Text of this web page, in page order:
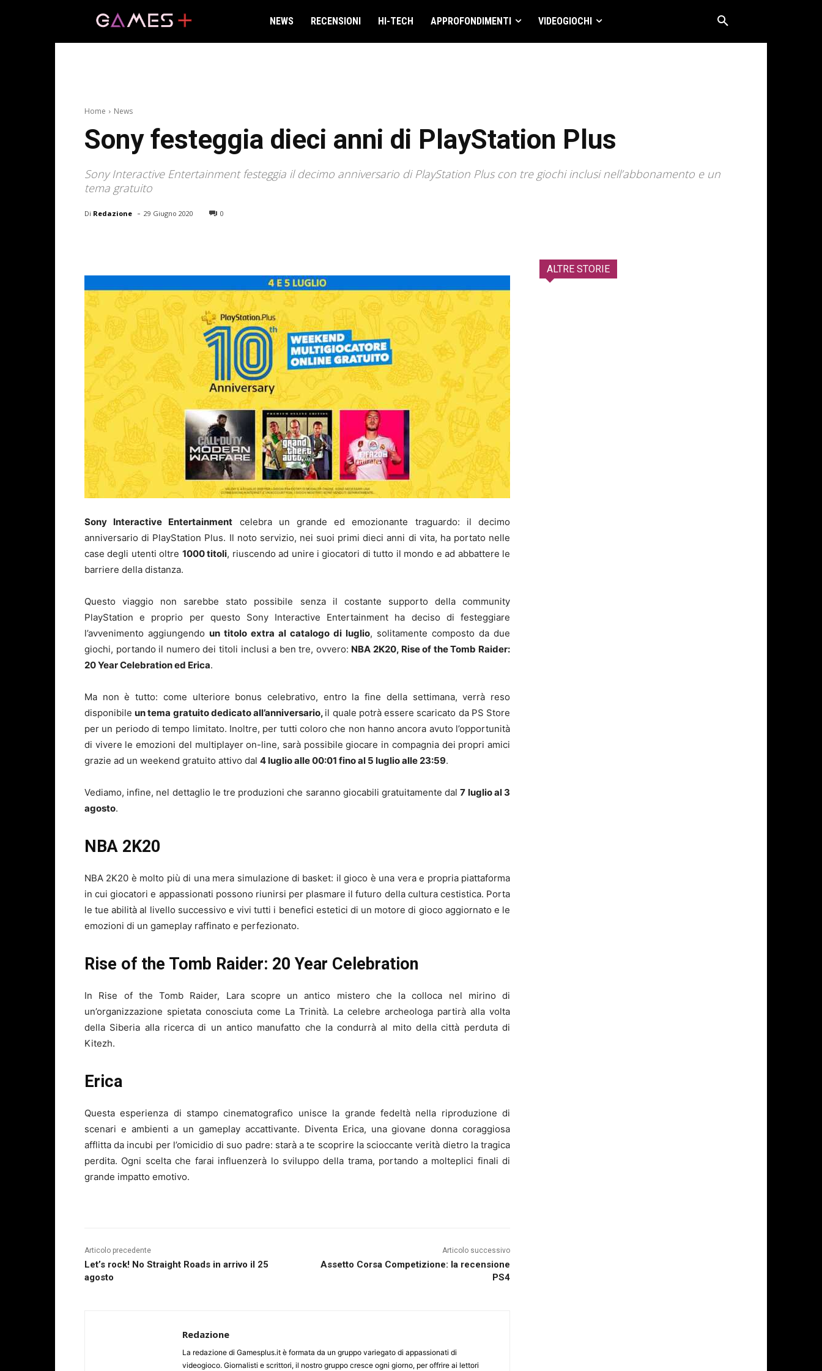
NEWS RECENSIONI HI-TECH APPROFONDIMENTI VIDEOGIOCHI
Home News
Sony festeggia dieci anni di PlayStation Plus
Sony Interactive Entertainment festeggia il decimo anniversario di PlayStation Plus con tre giochi inclusi nell’abbonamento e un
tema gratuito
Di Redazione - 29 Giugno 2020 0
Sony Interactive Entertainment celebra un grande ed emozionante traguardo: il decimo
anniversario di PlayStation Plus. Il noto servizio, nei suoi primi dieci anni di vita, ha portato nelle
case degli utenti oltre 1000 titoli, riuscendo ad unire i giocatori di tutto il mondo e ad abbattere le
barriere della distanza.
Questo viaggio non sarebbe stato possibile senza il costante supporto della community
PlayStation e proprio per questo Sony Interactive Entertainment ha deciso di festeggiare
l’avvenimento aggiungendo un titolo extra al catalogo di luglio, solitamente composto da due
giochi, portando il numero dei titoli inclusi a ben tre, ovvero: NBA 2K20, Rise of the Tomb Raider:
20 Year Celebration ed Erica.
Ma non è tutto: come ulteriore bonus celebrativo, entro la fine della settimana, verrà reso
disponibileun tema gratuito dedicato all’anniversario, il quale potrà essere scaricato da PS Store
per un periodo di tempo limitato. Inoltre, per tutti coloro che non hanno ancora avuto l’opportunità
di vivere le emozioni del multiplayer on-line, sarà possibile giocare in compagnia dei propri amici
grazie ad un weekend gratuito attivo dal 4 luglio alle 00:01 fino al 5 luglio alle 23:59.
Vediamo, infine, nel dettaglio le tre produzioni che saranno giocabili gratuitamente dal7 luglio al 3
agosto.
NBA 2K20
NBA 2K20 è molto più di una mera simulazione di basket: il gioco è una vera e propria piattaforma
in cui giocatori e appassionati possono riunirsi per plasmare il futuro della cultura cestistica. Porta
le tue abilità al livello successivo e vivi tutti i benefici estetici di un motore di gioco aggiornato e le
emozioni di un gameplay raffinato e perfezionato.
Rise of the Tomb Raider: 20 Year Celebration
In Rise of the Tomb Raider, Lara scopre un antico mistero che la colloca nel mirino di
un’organizzazione spietata conosciuta come La Trinità. La celebre archeologa partirà alla volta
della Siberia alla ricerca di un antico manufatto che la condurrà al mito della città perduta di
Kitezh.
Erica
Questa esperienza di stampo cinematografico unisce la grande fedeltà nella riproduzione di
scenari e ambienti a un gameplay accattivante. Diventa Erica, una giovane donna coraggiosa
afflitta da incubi per l’omicidio di suo padre: starà a te scoprire la scioccante verità dietro la tragica
perdita. Ogni scelta che farai influenzerà lo sviluppo della trama, portando a molteplici finali di
grande impatto emotivo.
Articolo precedente
Let’s rock! No Straight Roads in arrivo il 25
agosto
Articolo successivo
Assetto Corsa Competizione: la recensione
PS4
Redazione
La redazione di Gamesplus.it è formata da un gruppo variegato di appassionati di
videogioco. Giornalisti e scrittori, il nostro gruppo cresce ogni giorno, per offrire ai lettori
ALTRE STORIE